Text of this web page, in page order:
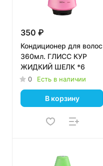
350 ₽
Кондиционер для волос
360мл. ГЛИСС КУР
ЖИДКИЙ ШЕЛК *6
0 Есть в наличии
В корзину